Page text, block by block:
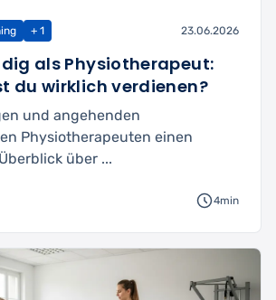
+ 1 23.06.2026
als Physiotherapeut:
du wirklich verdienen?
und angehenden
Physiotherapeuten einen
über ...
4min